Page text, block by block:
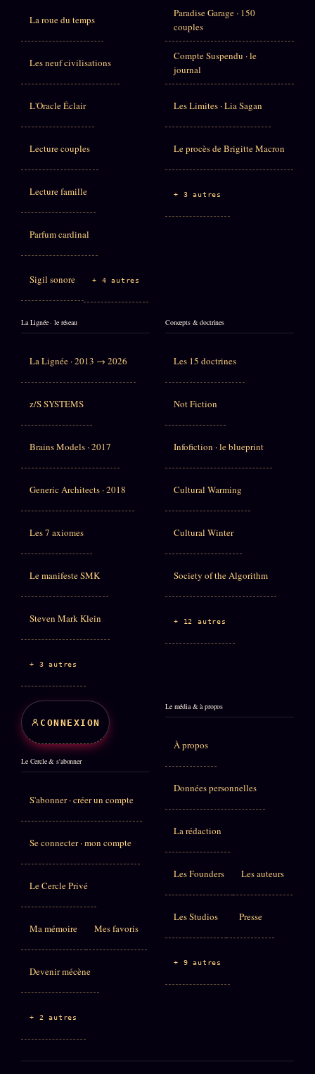
La roue du temps
Les neuf civilisations
L'Oracle Éclair
Lecture couples
Lecture famille
Parfum cardinal
Sigil sonore + 4 autres
Paradise Garage · 150
couples
Compte Suspendu · le
journal
Les Limites · Lia Sagan
Le procès de Brigitte Macron
+ 3 autres
La Lignée · le réseau
La Lignée · 2013 → 2026
z/S SYSTEMS
Brains Models · 2017
Generic Architects · 2018
Les 7 axiomes
Le manifeste SMK
Steven Mark Klein
+ 3 autres
Concepts & doctrines
Les 15 doctrines
Not Fiction
Infofiction · le blueprint
Cultural Warming
Cultural Winter
Society of the Algorithm
+ 12 autres
CONNEXION
Le Cercle & s'abonner
S'abonner · créer un compte
Se connecter · mon compte
Le Cercle Privé
Ma mémoire Mes favoris
Devenir mécène
+ 2 autres
Le média & à propos
À propos
Données personnelles
La rédaction
Les Founders Les auteurs
Les Studios Presse
+ 9 autres